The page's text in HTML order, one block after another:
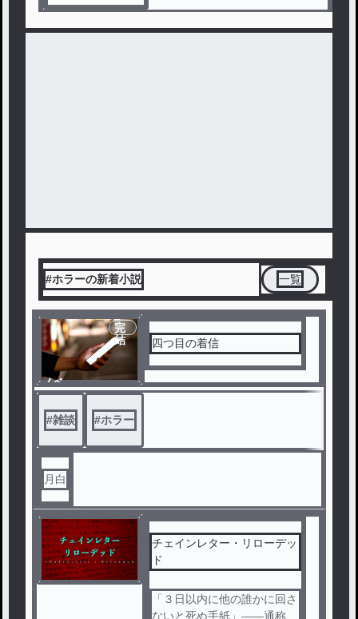
#ホラーの新着小説 一覧
ノベ
ル
完
結
四つ目の着信
#雑談 #ホラー
月白
チェインレター・リローデッ
ド
「３日以内に他の誰かに回さ
ないと死ぬ手紙」——通称「